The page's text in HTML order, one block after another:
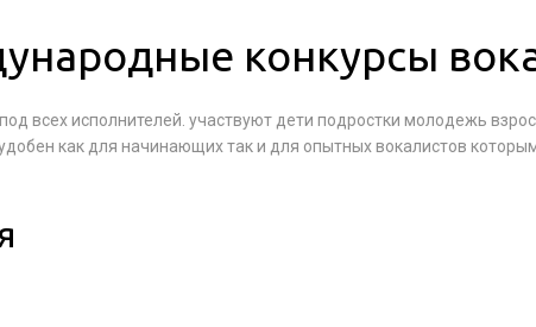
конкурсы
всех исполнителей. участвуют дети подростки молодежь
как для начинающих так и для опытных вокалистов